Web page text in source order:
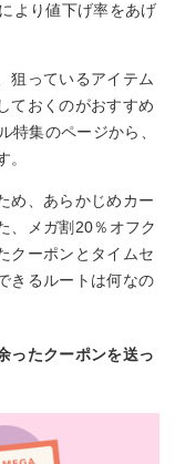
より値下げ率をあげ
狙っているアイテム
ておくのがおすすめ
特集のページから、
。
め、あらかじめカー
、メガ割20％オフク
クーポンとタイムセ
きるルートは何なの
ったクーポンを送っ